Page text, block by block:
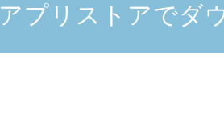
アプリストアでダ